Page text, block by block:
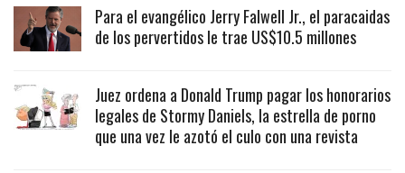
Para el evangélico Jerry Falwell Jr., el paracaidas
de los pervertidos le trae US$10.5 millones
Juez ordena a Donald Trump pagar los honorarios
legales de Stormy Daniels, la estrella de porno
que una vez le azotó el culo con una revista